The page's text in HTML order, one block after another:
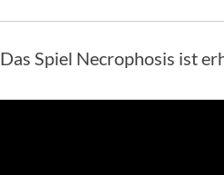
Das Spiel Necrophosis ist